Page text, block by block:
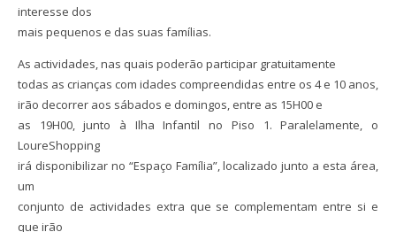
interesse dos
mais pequenos e das suas famílias.
As actividades, nas quais poderão participar gratuitamente
todas as crianças com idades compreendidas entre os 4 e 10 anos,
irão decorrer aos sábados e domingos, entre as 15H00 e
as 19H00, junto à Ilha Infantil no Piso 1. Paralelamente, o
LoureShopping
irá disponibilizar no “Espaço Família”, localizado junto a esta área,
um
conjunto de actividades extra que se complementam entre si e
que irão